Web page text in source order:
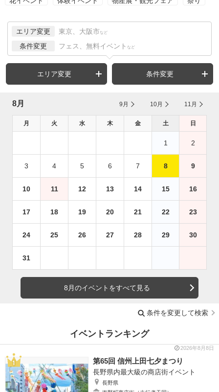
エリア変更 東京、大阪市 など
条件変更 フェス、無料イベント など
エリア変更 条件変更
8月 9月 10月 11月
月 火 水 木 金 土 日
1 2
3 4 5 6 7 8 9
10 11 12 13 14 15 16
17 18 19 20 21 22 23
24 25 26 27 28 29 30
31
8月のイベントをすべて見る
条件を変更して検索
イベントランキング
2026年8月8日
第65回 信州上田七夕まつり
長野県内最大級の商店街イベント
長野県